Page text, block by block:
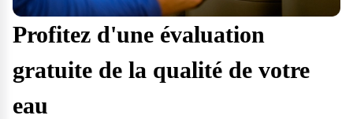
Profitez d'une évaluation
gratuite de la qualité de votre
eau